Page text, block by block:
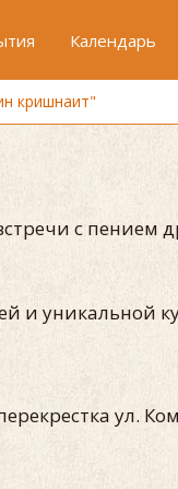
Календарь
кришнаит"
с пением
и уникальной
ул.